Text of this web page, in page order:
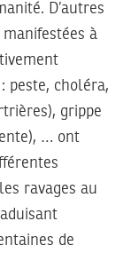
D’autres
à
peste, choléra,
grippe
… ont
ravages au
de